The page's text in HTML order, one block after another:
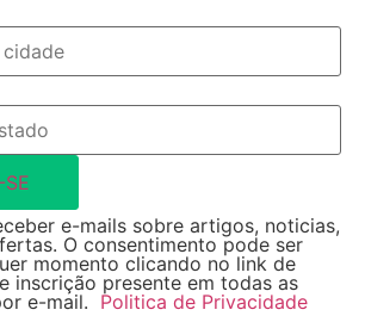
SE
e-mails sobre artigos, noticias,
O consentimento pode ser
momento clicando no link de
inscrição presente em todas as
e-mail. Politica de Privacidade